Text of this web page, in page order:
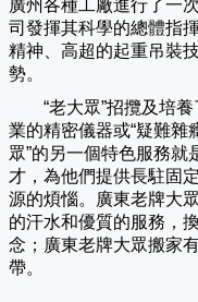
廣州各種工廠進行了一
司發揮其科學的總體指
精神、高超的起重吊裝
勢。
“老大眾”招攬及培養
業的精密儀器或“疑難雜
眾”的另一個特色服務就
才，為他們提供長駐固
源的煩惱。廣東老牌大
的汗水和優質的服務，
念；廣東老牌大眾搬家
帶。